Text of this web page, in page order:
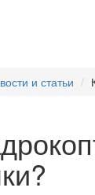
и статьи